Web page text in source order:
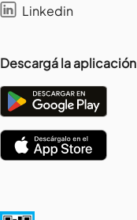
Linkedin
Descargá la aplicación